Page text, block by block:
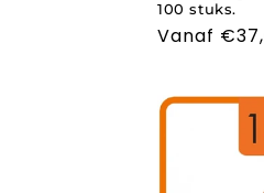
100 stuks.
Normale
Vanaf